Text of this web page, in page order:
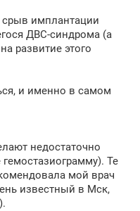
срыв имплантации
ДВС-синдрома (а
развитие этого
и именно в самом
недостаточно
Те
мой врач
известный в Мск,